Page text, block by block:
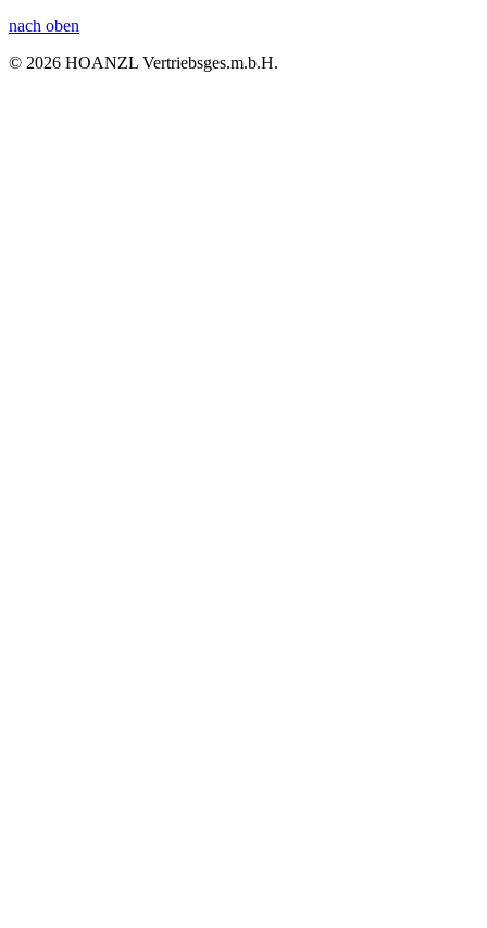
nach oben
© 2026 HOANZL Vertriebsges.m.b.H.